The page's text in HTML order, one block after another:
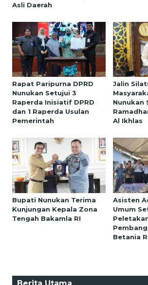
Asli Daerah
Rapat Paripurna DPRD
Nunukan Setujui 3
Raperda Inisiatif DPRD
dan 1 Raperda Usulan
Pemerintah
Jalin
Nunukan
Al Ikhlas
Bupati Nunukan Terima
Kunjungan Kepala Zona
Tengah Bakamla RI
Asisten
Umum
Betania